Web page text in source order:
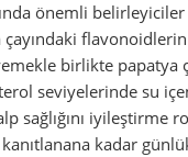
önemli
birlikte
seviyelerinde su
sağlığını
kadar